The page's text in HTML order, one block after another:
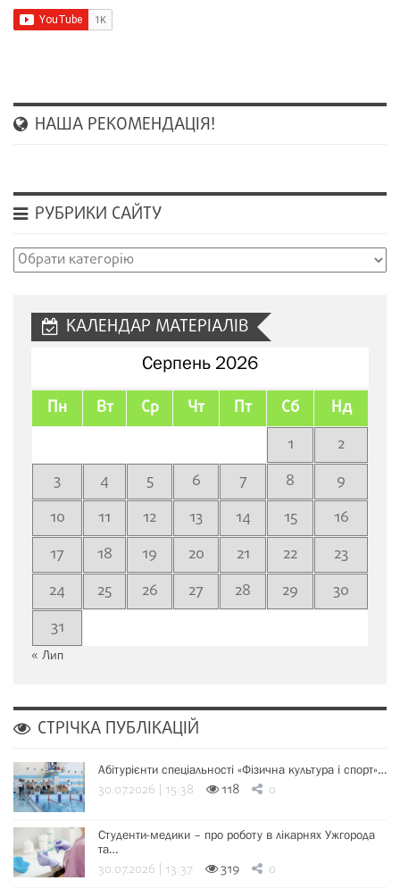
НАША РЕКОМЕНДАЦІЯ!
РУБРИКИ САЙТУ
Рубрики
КАЛЕНДАР МАТЕРІАЛІВ
Серпень 2026
Пн Вт Ср Чт Пт Сб Нд
1
2
3
4 5 6 7 8
9
10
11 12 13 14 15
16
17
18 19 20 21 22
23
24
25 26 27 28 29
30
31
« Лип
СТРІЧКА ПУБЛІКАЦІЙ
Абітурієнти спеціальності «Фізична культура і спорт»…
30.07.2026 | 15:38 118 0
Студенти-медики – про роботу в лікарнях Ужгорода
та…
30.07.2026 | 13:37 319 0